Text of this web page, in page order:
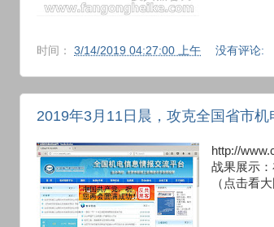
时间： 3/14/2019 04:27:00 上午 没有评论:
2019年3月11日晨，攻克全国省市机
http://
战果展示
（点击看大